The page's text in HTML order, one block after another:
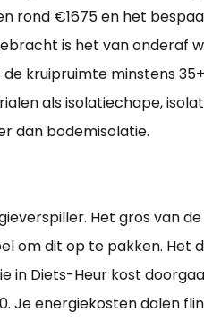
rond €1675 en het
is het van onderaf
kruipruimte minstens
als isolatiechape,
dan bodemisolatie.
Het gros van
om dit op te pakken. Het
in Diets-Heur kost
Je energiekosten dalen